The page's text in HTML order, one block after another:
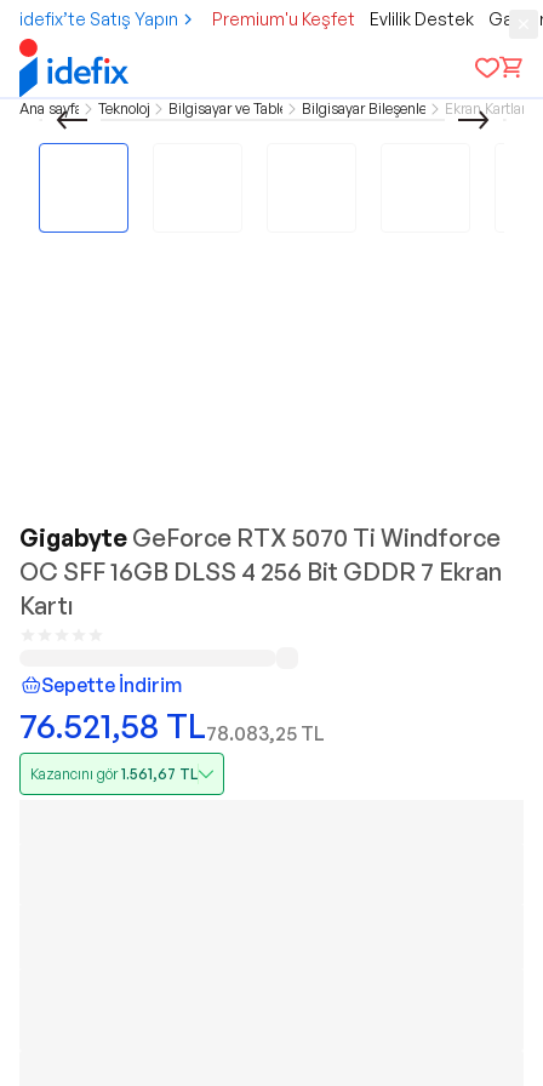
idefix’te Satış Yapın Premium'u Keşfet Evlilik Destek
Ana sayfa Teknoloji Bilgisayar ve Tablet Bilgisayar Bileşenleri Ekran Kartları
Gigabyte GeForce RTX 5070 Ti Windforce
OC SFF 16GB DLSS 4 256 Bit GDDR 7 Ekran
Kartı
Sepette İndirim
76.521,58 TL78.083,25 TL
Kazancını gör1.561,67 TL